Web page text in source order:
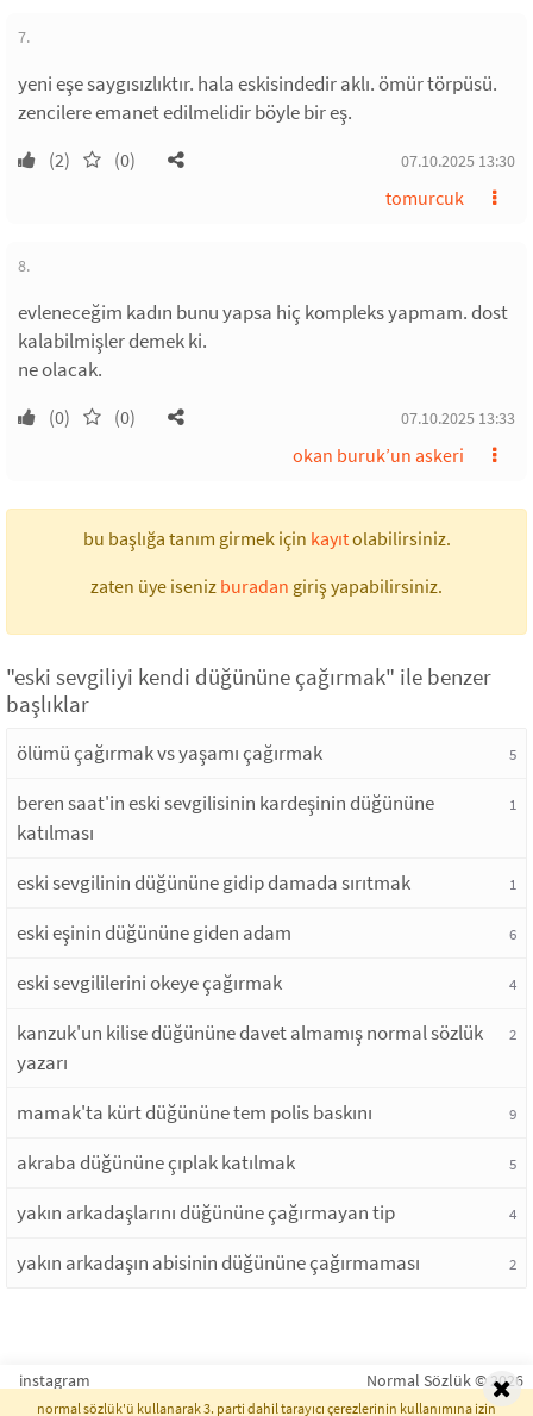
7.
yeni eşe saygısızlıktır. hala eskisindedir aklı. ömür törpüsü.
zencilere emanet edilmelidir böyle bir eş.
(2) (0) 07.10.2025 13:30
tomurcuk
8.
evleneceğim kadın bunu yapsa hiç kompleks yapmam. dost
kalabilmişler demek ki.
ne olacak.
(0) (0) 07.10.2025 13:33
okan buruk’un askeri
bu başlığa tanım girmek için kayıtolabilirsiniz.
zaten üye iseniz buradan giriş yapabilirsiniz.
"eski sevgiliyi kendi düğününe çağırmak" ile benzer
başlıklar
ölümü çağırmak vs yaşamı çağırmak 5
beren saat'in eski sevgilisinin kardeşinin düğününe
katılması
1
eski sevgilinin düğününe gidip damada sırıtmak 1
eski eşinin düğününe giden adam 6
eski sevgililerini okeye çağırmak 4
kanzuk'un kilise düğününe davet almamış normal sözlük
yazarı
2
mamak'ta kürt düğününe tem polis baskını 9
akraba düğününe çıplak katılmak 5
yakın arkadaşlarını düğününe çağırmayan tip 4
yakın arkadaşın abisinin düğününe çağırmaması 2
instagram Normal Sözlük © 2026
normal sözlük'ü kullanarak 3. parti dahil tarayıcı çerezlerinin kullanımına izin